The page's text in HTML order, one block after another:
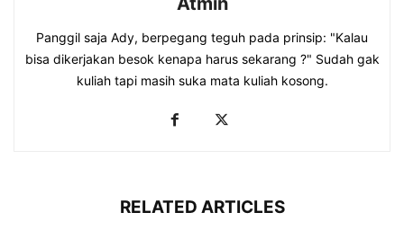
Panggil saja Ady, berpegang teguh pada prinsip: "Kalau
bisa dikerjakan besok kenapa harus sekarang ?" Sudah gak
kuliah tapi masih suka mata kuliah kosong.
RELATED ARTICLES